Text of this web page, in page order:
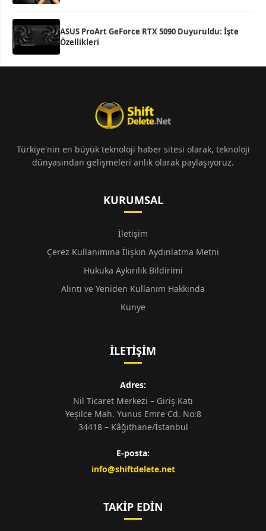
ASUS ProArt GeForce RTX 5090 Duyuruldu: İşte
Özellikleri
Türkiye'nin en büyük teknoloji haber sitesi olarak, teknoloji
dünyasından gelişmeleri anlık olarak paylaşıyoruz.
KURUMSAL
İletişim
Çerez Kullanımına İlişkin Aydınlatma Metni
Hukuka Aykırılık Bildirimi
Alıntı ve Yeniden Kullanım Hakkında
Künye
İLETIŞIM
Adres:
Nil Ticaret Merkezi – Giriş Katı
Yeşilce Mah. Yunus Emre Cd. No:8
34418 – Kâğıthane/İstanbul
E-posta:
info@shiftdelete.net
TAKIP EDIN